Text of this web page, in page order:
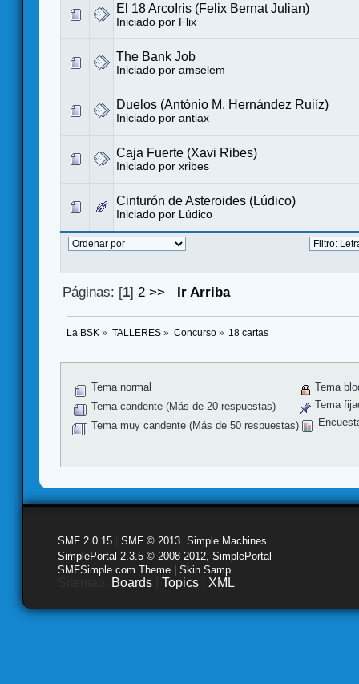
El 18 ArcoIris (Felix Bernat Julian)
Iniciado por Flix
The Bank Job
Iniciado por amselem
Duelos (António M. Hernández Ruiíz)
Iniciado por antiax
Caja Fuerte (Xavi Ribes)
Iniciado por xribes
Cinturón de Asteroides (Lúdico)
Iniciado por Lúdico
Páginas: [1] 2 >> Ir Arriba
La BSK » TALLERES» Concurso» 18 cartas
Tema normal
Tema candente (Más de 20 respuestas)
Tema muy candente (Más de 50 respuestas)
Tema
Tema
SMF 2.0.15 SMF © 2013 Simple Machines
SimplePortal 2.3.5 © 2008-2012, SimplePortal
SMFSimple.com Theme | Skin Samp
Boards Topics XML